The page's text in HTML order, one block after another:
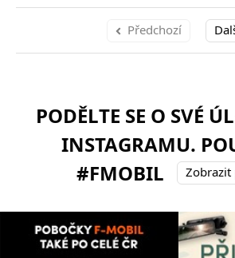
Předchozí
PODĚLTE SE O SVÉ
INSTAGRAMU.
#FMOBIL
Zobrazit